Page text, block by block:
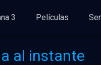
3 Películas
al instante